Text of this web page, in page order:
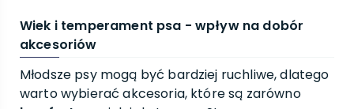
Wiek i temperament psa - wpływ na dobór
akcesoriów
Młodsze psy mogą być bardziej ruchliwe, dlatego
warto wybierać akcesoria, które są zarówno